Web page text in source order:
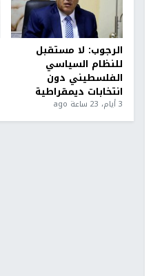
الرجوب: لا مستقبل
للنظام السياسي
الفلسطيني دون
انتخابات ديمقراطية
3 أيام، 23 ساعة ago